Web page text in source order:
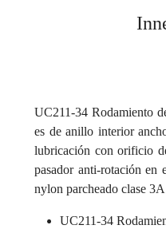
UC211-34 Rodamiento
es de anillo interior
lubricación con orificio
pasador anti-rotación en
nylon parcheado clase
UC211-34